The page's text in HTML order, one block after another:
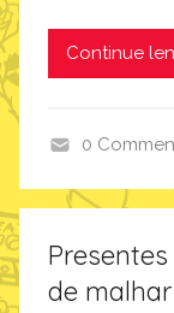
Continue
r
d
u
0
de malhar